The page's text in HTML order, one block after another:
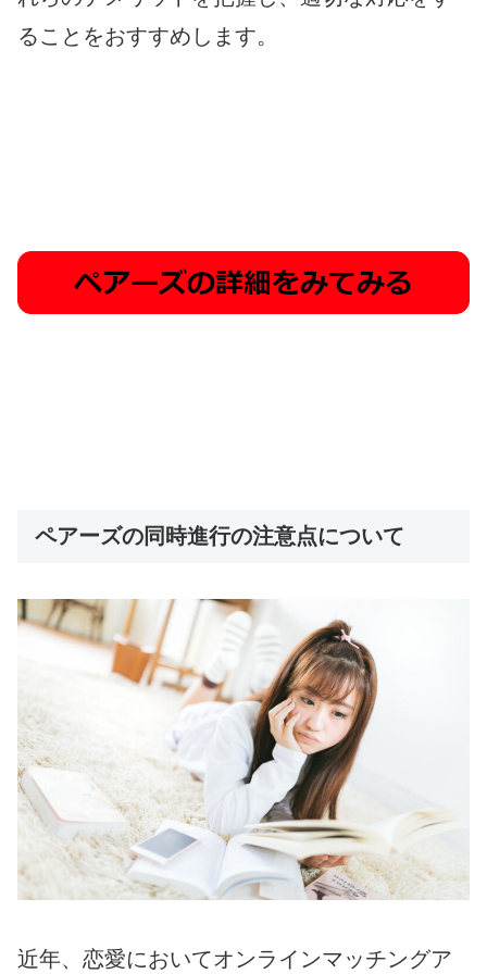
ることをおすすめします。
ペアーズの同時進行の注意点について
近年、恋愛においてオンラインマッチングア